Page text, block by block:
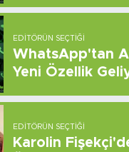
EDITÖRÜN SEÇTIĞI
WhatsApp'tan
Yeni Özellik
EDITÖRÜN SEÇTIĞI
Karolin